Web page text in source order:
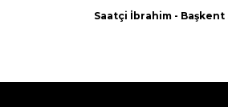
Saatçi İbrahim - Başkent
Görüş ve önerileriniz